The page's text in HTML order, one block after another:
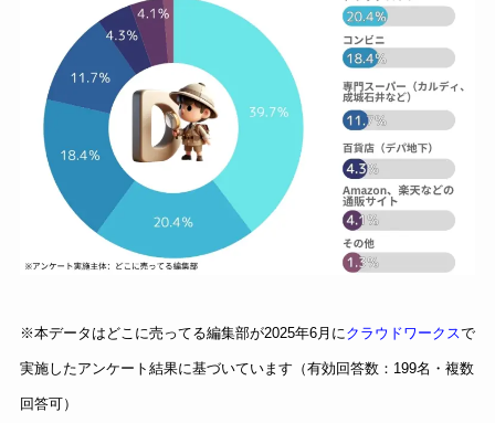
※本データはどこに売ってる編集部が2025年6月にクラウドワークスで
実施したアンケート結果に基づいています（有効回答数：199名・複数
回答可）